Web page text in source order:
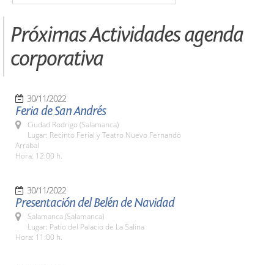
Próximas Actividades agenda
corporativa
30/11/2022
Feria de San Andrés
Ciudad Rodrigo (Salamanca)
Lugar: Recinto Ferial y Teatro Nuevo Fernando
Arrabal
Hora: 12:00 h.
30/11/2022
Presentación del Belén de Navidad
Salamanca (Salamanca)
Lugar: Patio del Palacio de La Salina
Hora: 11:00 h.